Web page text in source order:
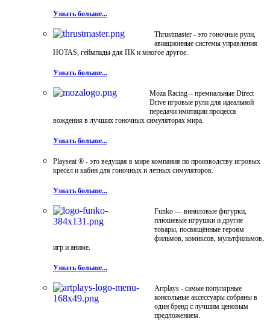
Узнать больше...
Thrustmaster - это гоночные рули,
авиационные системы управления
HOTAS, геймпады для ПК и многое другое.
Узнать больше...
Moza Racing – премиальные Direct
Drive игровые рули для идеальной
передачи имитации процесса
вождения в лучших гоночных симуляторах мира.
Узнать больше...
Playseat ® - это ведущая в мире компания по производству игровых
кресел и кабин для гоночных и летных симуляторов.
Узнать больше...
Funko — виниловые фигурки,
плюшевые игрушки и другие
товары, посвящённые героям
фильмов, комиксов, мультфильмов,
игр и аниме.
Узнать больше...
Artplays - самые популярные
консольные аксессуары собраны в
один бренд с лучшим ценовым
предложением.